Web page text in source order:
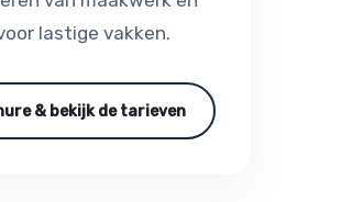
lastige vakken.
& bekijk de tarieven